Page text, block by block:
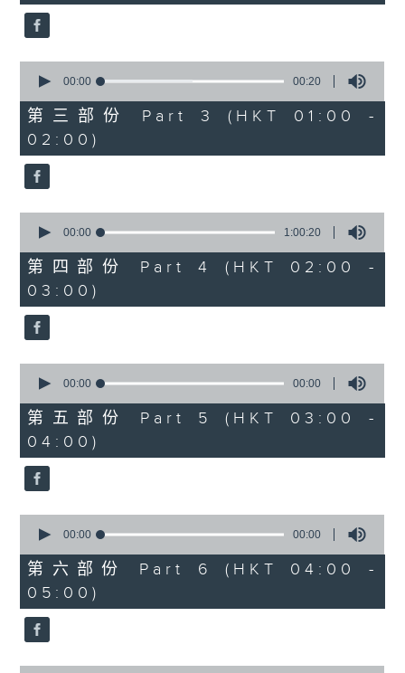
seconds
20
seconds
00:00 00:20
第三部份 Part 3 (HKT 01:00 -
02:00)
seconds
1
hour,
20
seconds
00:00 1:00:20
第四部份 Part 4 (HKT 02:00 -
03:00)
seconds
0
seconds
00:00 00:00
第五部份 Part 5 (HKT 03:00 -
04:00)
seconds
0
seconds
00:00 00:00
第六部份 Part 6 (HKT 04:00 -
05:00)